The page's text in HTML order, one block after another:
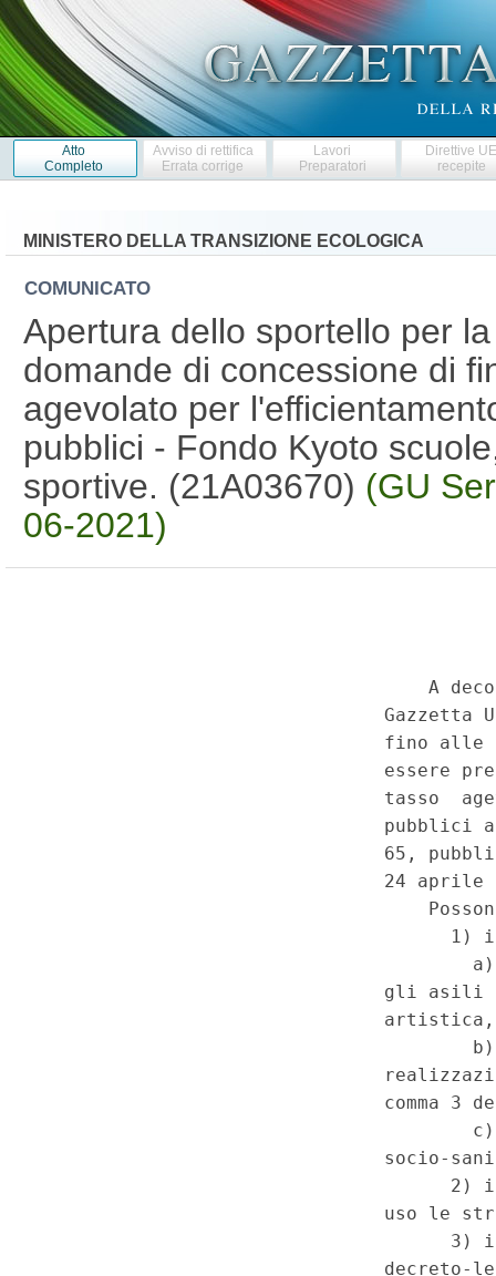
Atto
Completo
Avviso di rettifica
Errata corrige
Lavori
Preparatori
Direttive
recepite
MINISTERO DELLA TRANSIZIONE ECOLOGICA
COMUNICATO
Apertura dello sportello per
domande di concessione di
agevolato per
pubblici - Fondo Kyoto
sportive. (21A03670) (GU
06-2021)